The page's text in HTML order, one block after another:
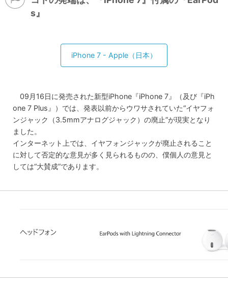
s』
iPhone 7 - Apple（日本）
09月16日に発売された新型iPhone『iPhone 7』（及び『iPh
one 7 Plus』）では、発表以前からウワサされていた“イヤフォ
ンジャック（3.5mmアナログジャック）の廃止”が現実となり
ました。
インターネット上では、イヤフォンジャックが廃止されること
に対して否定的な意見が多く見られるものの、僕個人の意見と
しては“大賛成”であります。